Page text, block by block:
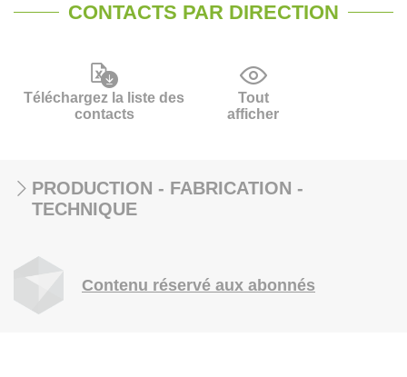
CONTACTS PAR DIRECTION
Téléchargez la liste des
contacts
Tout
afficher
PRODUCTION - FABRICATION -
TECHNIQUE
Contenu réservé aux abonnés